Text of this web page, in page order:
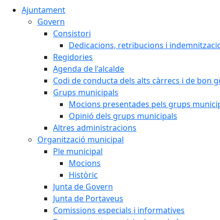
Ajuntament
Govern
Consistori
Dedicacions, retribucions i
Regidories
Agenda de l'alcalde
Codi de conducta dels alts càrrecs i de bon
Grups municipals
Mocions presentades pels grups
Opinió dels grups municipals
Altres administracions
Organització municipal
Ple municipal
Mocions
Històric
Junta de Govern
Junta de Portaveus
Comissions especials i informatives